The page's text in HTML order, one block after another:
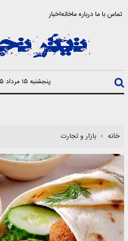
تماس با مادرباره ماخانهاخبار
پنجشنبه ۱۵ مرداد ۱۴۰۵
خانه بازار و تجارت